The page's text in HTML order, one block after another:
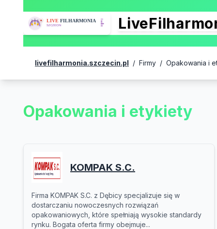
livefilharmonia.szczecin.pl / Firmy / Opakowania i
Opakowania i etykiety
KOMPAK S.C.
Firma KOMPAK S.C. z Dębicy specjalizuje się w
dostarczaniu nowoczesnych rozwiązań
opakowaniowych, które spełniają wysokie standardy
rynku. Bogata oferta firmy obejmuje...